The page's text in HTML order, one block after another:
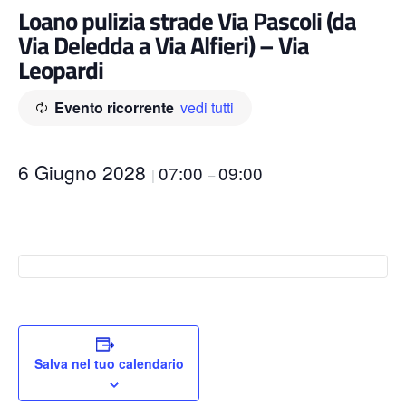
Loano pulizia strade Via Pascoli (da
Via Deledda a Via Alfieri) – Via
Leopardi
Evento ricorrente vedi tutti
6 Giugno 2028 | 07:00 –09:00
Salva nel tuo calendario